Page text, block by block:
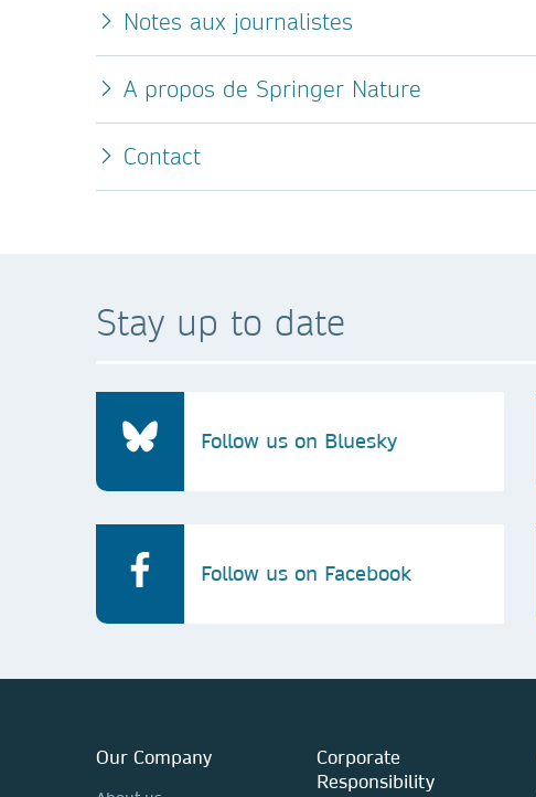
Notes aux journalistes
A propos de Springer Nature
Contact
Stay up to date
Follow us on Bluesky
Follow us on Facebook
Our Company
Corporate
Responsibility